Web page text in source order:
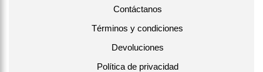
Contáctanos
Términos y condiciones
Devoluciones
Política de privacidad